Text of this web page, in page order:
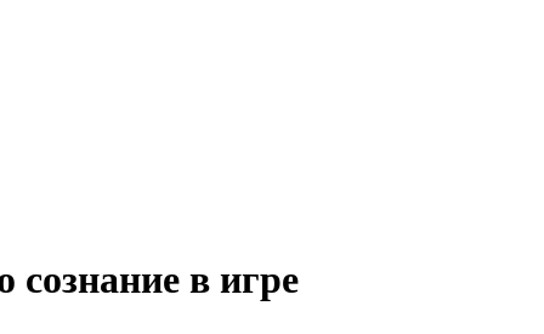
сознание в игре